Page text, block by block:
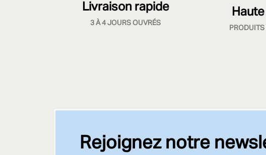
Livraison rapide
3 À 4 JOURS OUVRÉS
Rejoignez notre